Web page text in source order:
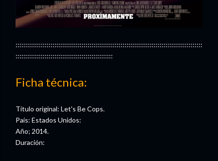
::::::::::::::::::::::::::::::::::::::::::::::::::::::::::::::::::::::::::::::::::::::::::::::::
::::::::::::::::::::::::::::::::::::::::::::::::::
Ficha técnica:
Título original: Let's Be Cops.
País: Estados Unidos:
Año; 2014.
Duración: